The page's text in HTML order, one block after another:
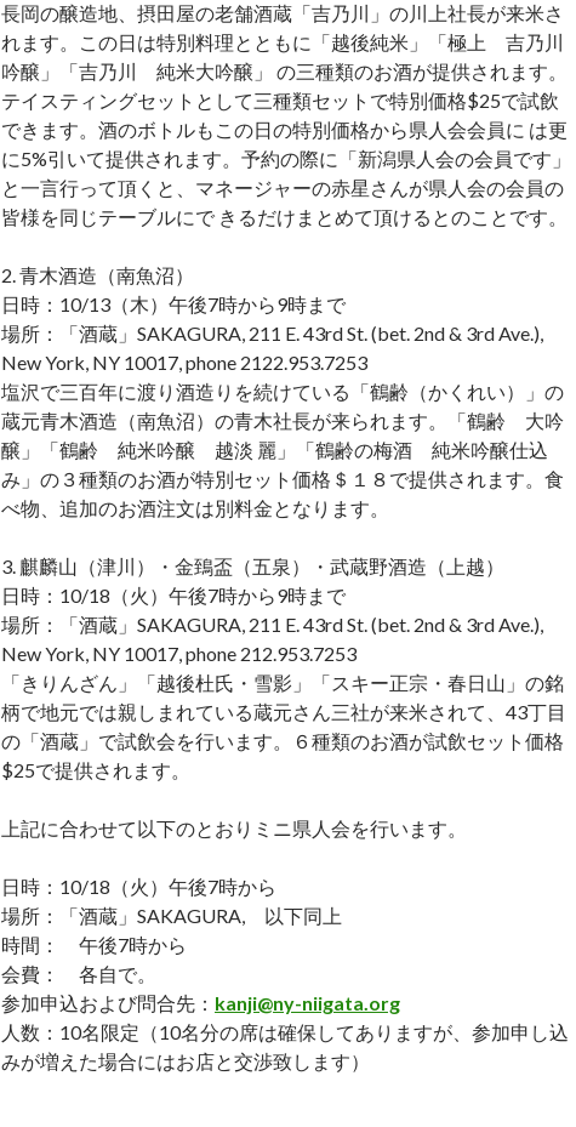
長岡の醸造地、摂田屋の老舗酒蔵「吉乃川」の川上社長が来米さ
れます。この日は特別料理とともに「越後純米」「極上 吉乃川
吟醸」「吉乃川 純米大吟醸」 の三種類のお酒が提供されます。
テイスティングセットとして三種類セットで特別価格$25で試飲
できます。酒のボトルもこの日の特別価格から県人会会員に は更
に5%引いて提供されます。予約の際に「新潟県人会の会員です」
と一言行って頂くと、マネージャーの赤星さんが県人会の会員の
皆様を同じテーブルにで きるだけまとめて頂けるとのことです。
2. 青木酒造（南魚沼）
日時：10/13（木）午後7時から9時まで
場所：「酒蔵」SAKAGURA, 211 E. 43rd St. (bet. 2nd & 3rd Ave.),
New York, NY 10017, phone 2122.953.7253
塩沢で三百年に渡り酒造りを続けている「鶴齢（かくれい）」の
蔵元青木酒造（南魚沼）の青木社長が来られます。「鶴齢 大吟
醸」「鶴齢 純米吟醸 越淡 麗」「鶴齢の梅酒 純米吟醸仕込
み」の３種類のお酒が特別セット価格＄１８で提供されます。食
べ物、追加のお酒注文は別料金となります。
3. 麒麟山（津川）・金鵄盃（五泉）・武蔵野酒造（上越）
日時：10/18（火）午後7時から9時まで
場所：「酒蔵」SAKAGURA, 211 E. 43rd St. (bet. 2nd & 3rd Ave.),
New York, NY 10017, phone 212.953.7253
「きりんざん」「越後杜氏・雪影」「スキー正宗・春日山」の銘
柄で地元では親しまれている蔵元さん三社が来米されて、43丁目
の「酒蔵」で試飲会を行います。６種類のお酒が試飲セット価格
$25で提供されます。
上記に合わせて以下のとおりミニ県人会を行います。
日時：10/18（火）午後7時から
場所：「酒蔵」SAKAGURA, 以下同上
時間： 午後7時から
会費： 各自で。
参加申込および問合先： kanji@ny-niigata.org
人数：10名限定（10名分の席は確保してありますが、参加申し込
みが増えた場合にはお店と交渉致します）